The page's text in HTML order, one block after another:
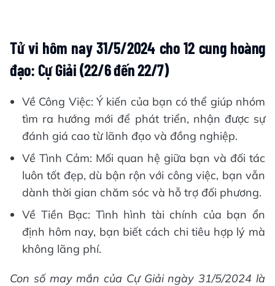
Tử vi hôm nay 31/5/2024 cho 12 cung hoàng
đạo: Cự Giải (22/6 đến 22/7)
Về Công Việc: Ý kiến của bạn có thể giúp nhóm
tìm ra hướng mới để phát triển, nhận được sự
đánh giá cao từ lãnh đạo và đồng nghiệp.
Về Tình Cảm: Mối quan hệ giữa bạn và đối tác
luôn tốt đẹp, dù bận rộn với công việc, bạn vẫn
dành thời gian chăm sóc và hỗ trợ đối phương.
Về Tiền Bạc: Tình hình tài chính của bạn ổn
định hôm nay, bạn biết cách chi tiêu hợp lý mà
không lãng phí.
Con số may mắn của Cự Giải ngày 31/5/2024 là